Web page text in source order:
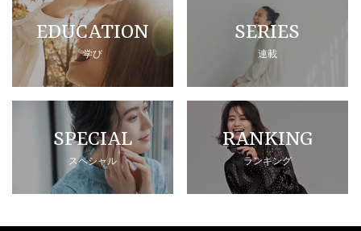
EDUCATION
学び
SERIES
連載
SPECIAL
スペシャル
RANKING
ランキング